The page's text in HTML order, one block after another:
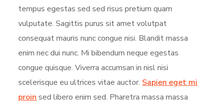
tempus egestas sed sed risus pretium quam
vulputate. Sagittis purus sit amet volutpat
consequat mauris nunc congue nisi. Blandit massa
enim nec dui nunc. Mi bibendum neque egestas
congue quisque. Viverra accumsan in nisl nisi
scelerisque eu ultrices vitae auctor. Sapien eget mi
proin sed libero enim sed. Pharetra massa massa